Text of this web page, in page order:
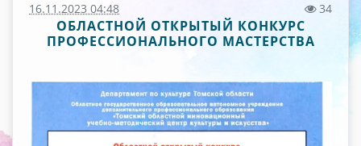
16.11.2023 04:48 34
ОБЛАСТНОЙ ОТКРЫТЫЙ КОНКУРС
ПРОФЕССИОНАЛЬНОГО МАСТЕРСТВА